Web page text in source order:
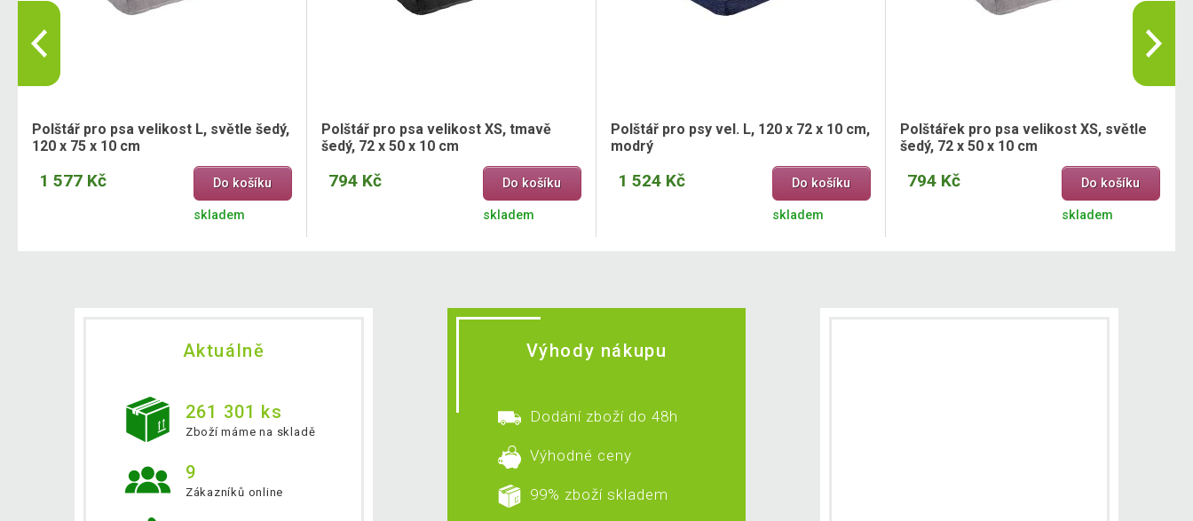
Polštář pro psa velikost L, světle šedý,
120 x 75 x 10 cm
1 577 Kč Do košíku
skladem
Polštář pro psa velikost XS, tmavě
šedý, 72 x 50 x 10 cm
794 Kč Do košíku
skladem
Polštář pro psy vel. L, 120 x 72 x 10 cm,
modrý
1 524 Kč Do košíku
skladem
Polštářek pro psa velikost XS, světle
šedý, 72 x 50 x 10 cm
794 Kč Do košíku
skladem
Aktuálně
261 301 ks
Zboží máme na skladě
9
Zákazníků online
Výhody nákupu
Dodání zboží do 48h
Výhodné ceny
99% zboží skladem